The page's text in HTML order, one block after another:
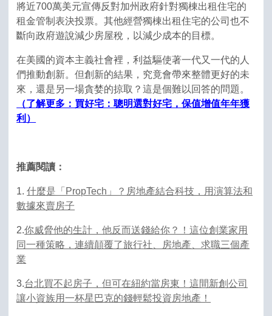
將近700萬美元宣傳反對加州政府針對獨棟出租住宅的
租金管制表決投票。其他經營獨棟出租住宅的公司也不
斷向政府遊說減少房屋稅，以減少成本的目標。
在美國的資本主義社會裡，利益驅使著一代又一代的人
們推動創新。但創新的結果，究竟會帶來整體更好的未
來，還是另一場貪婪的掠取？這是個難以回答的問題。
（了解更多：買好宅：聰明選對好宅，保值增值年年獲
利）
推薦閱讀：
1.什麼是「PropTech」？房地產結合科技，用演算法和
數據來賣房子
2.你威脅他的生計，他反而送錢給你？！這位創業家用
同一種策略，連續顛覆了旅行社、房地產、求職三個產
業
3.台北買不起房子，但可在紐約當房東！這間新創公司
讓小資族用一杯星巴克的錢輕鬆投資房地產！